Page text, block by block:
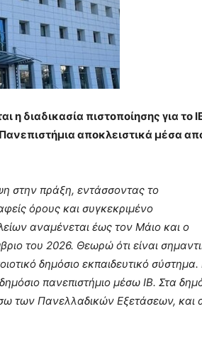
διαδικασία πιστοποίησης για το
αποκλειστικά μέσα
στην πράξη, εντάσσοντας το
όρους και συγκεκριμένο
αναμένεται έως τον Μάιο και ο
του 2026. Θεωρώ ότι είναι
δημόσιο εκπαιδευτικό σύστημα.
πανεπιστήμιο μέσω ΙΒ. Στα
των Πανελλαδικών Εξετάσεων, και